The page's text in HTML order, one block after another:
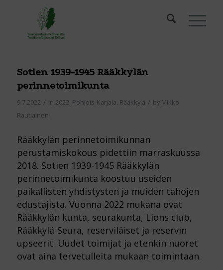
Sotien 1939-1945 Rääkkylän
perinnetoimikunta
9.7.2022 / in 2022, Pohjois-Karjala, Rääkkylä / by Mikko
Rautiainen
Rääkkylän perinnetoimikunnan
perustamiskokous pidettiin marraskuussa
2018. Sotien 1939-1945 Rääkkylän
perinnetoimikunta koostuu useiden
paikallisten yhdistysten ja muiden tahojen
edustajista. Vuonna 2022 mukana ovat
Rääkkylän kunta, seurakunta, Lions club,
Rääkkylä-Seura, reserviläiset ja reservin
upseerit. Uudet toimijat ja etenkin nuoret
ovat aina tervetulleita mukaan toimintaan.